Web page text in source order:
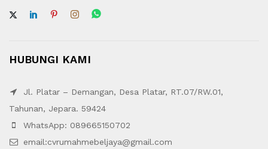
HUBUNGI KAMI
Jl. Platar – Demangan, Desa Platar, RT.07/RW.01,
Tahunan, Jepara. 59424
WhatsApp: 089665150702
email:cvrumahmebeljaya@gmail.com